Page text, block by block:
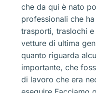
che da qui è nato
professionali che
trasporti, traslochi
vetture di ultima
quanto riguarda
importante, che
di lavoro che era